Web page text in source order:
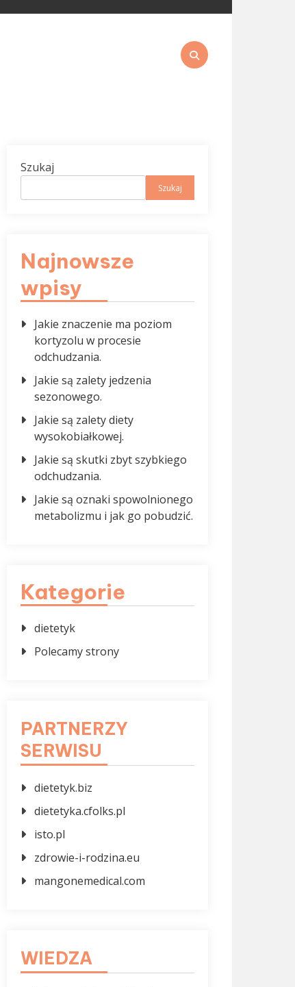
Szukaj
Szukaj
Najnowsze
wpisy
Jakie znaczenie ma poziom
kortyzolu w procesie
odchudzania.
Jakie są zalety jedzenia
sezonowego.
Jakie są zalety diety
wysokobiałkowej.
Jakie są skutki zbyt szybkiego
odchudzania.
Jakie są oznaki spowolnionego
metabolizmu i jak go pobudzić.
Kategorie
dietetyk
Polecamy strony
PARTNERZY
SERWISU
dietetyk.biz
dietetyka.cfolks.pl
isto.pl
zdrowie-i-rodzina.eu
mangonemedical.com
WIEDZA